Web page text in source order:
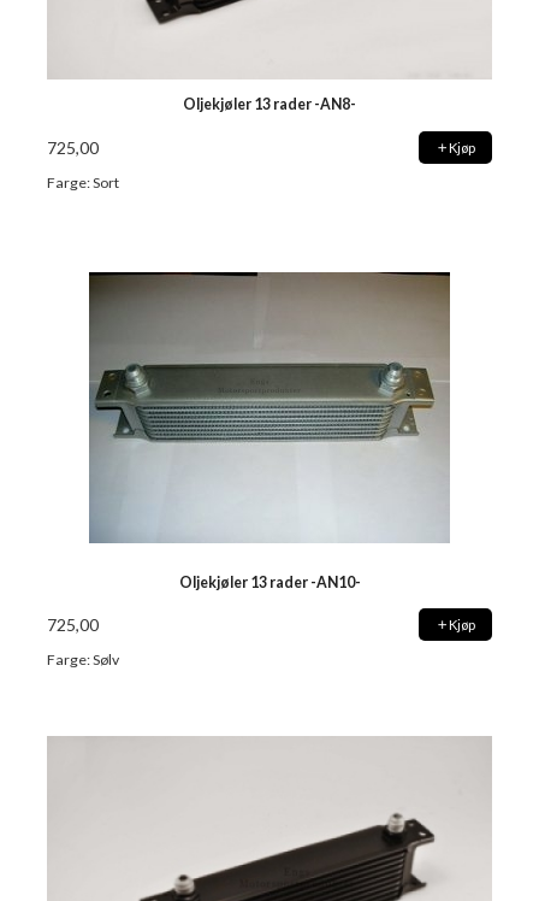
Oljekjøler 13 rader -AN8-
725,00 Kjøp
Farge: Sort
Oljekjøler 13 rader -AN10-
725,00 Kjøp
Farge: Sølv